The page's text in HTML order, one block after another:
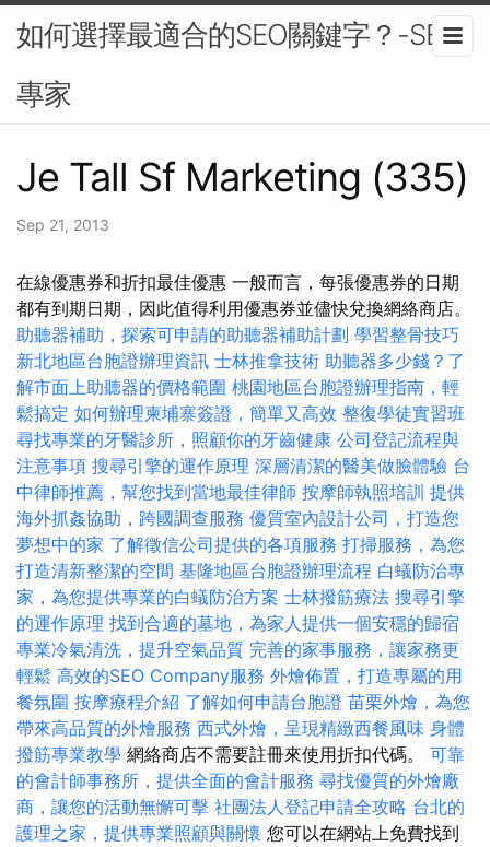
如何選擇最適合的SEO關鍵字？-SEO
專家
Je Tall Sf Marketing (335)
Sep 21, 2013
在線優惠券和折扣最佳優惠 一般而言，每張優惠券的日期
都有到期日期，因此值得利用優惠券並儘快兌換網絡商店。
助聽器補助，探索可申請的助聽器補助計劃 學習整骨技巧
新北地區台胞證辦理資訊 士林推拿技術 助聽器多少錢？了
解市面上助聽器的價格範圍 桃園地區台胞證辦理指南，輕
鬆搞定 如何辦理柬埔寨簽證，簡單又高效 整復學徒實習班
尋找專業的牙醫診所，照顧你的牙齒健康 公司登記流程與
注意事項 搜尋引擎的運作原理 深層清潔的醫美做臉體驗 台
中律師推薦，幫您找到當地最佳律師 按摩師執照培訓 提供
海外抓姦協助，跨國調查服務 優質室內設計公司，打造您
夢想中的家 了解徵信公司提供的各項服務 打掃服務，為您
打造清新整潔的空間 基隆地區台胞證辦理流程 白蟻防治專
家，為您提供專業的白蟻防治方案 士林撥筋療法 搜尋引擎
的運作原理 找到合適的墓地，為家人提供一個安穩的歸宿
專業冷氣清洗，提升空氣品質 完善的家事服務，讓家務更
輕鬆 高效的SEO Company服務 外燴佈置，打造專屬的用
餐氛圍 按摩療程介紹 了解如何申請台胞證 苗栗外燴，為您
帶來高品質的外燴服務 西式外燴，呈現精緻西餐風味 身體
撥筋專業教學 網絡商店不需要註冊來使用折扣代碼。 可靠
的會計師事務所，提供全面的會計服務 尋找優質的外燴廠
商，讓您的活動無懈可擊 社團法人登記申請全攻略 台北的
護理之家，提供專業照顧與關懷 您可以在網站上免費找到